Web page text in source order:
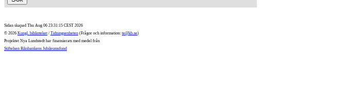
Sidan skapad Thu Aug 06 23:31:15 CEST 2026
© 2026 Kungl. biblioteket / Tidningsenheten (Frågor och information: te@kb.se)
Projektet Nya Lundstedt har finansierats med medel från
Stiftelsen Riksbankens Jubileumsfond